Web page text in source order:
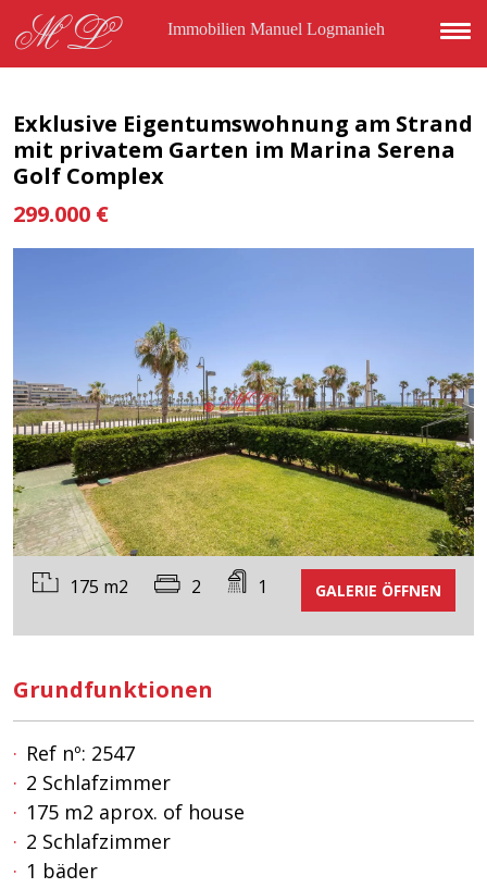
ML Immobilien Manuel Logmanieh
Exklusive Eigentumswohnung am Strand
mit privatem Garten im Marina Serena
Golf Complex
299.000 €
175 m2 2 1 GALERIE ÖFFNEN
Grundfunktionen
Ref nº: 2547
2 Schlafzimmer
175 m2 aprox. of house
2 Schlafzimmer
1 bäder